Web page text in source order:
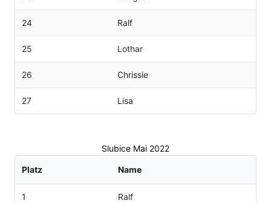
24 Ralf
25 Lothar
26 Chrissie
27 Lisa
Platz Name
Slubice Mai 2022
1 Ralf